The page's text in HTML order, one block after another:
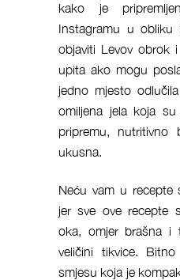
kako je
Instagramu u obliku
objaviti Levov obrok
upita ako mogu
jedno mjesto
omiljena jela koja
pripremu, nutritivno
ukusna.
Neću vam u recepte
jer sve ove recepte
oka, omjer brašna i
veličini tikvice.
smjesu koja je